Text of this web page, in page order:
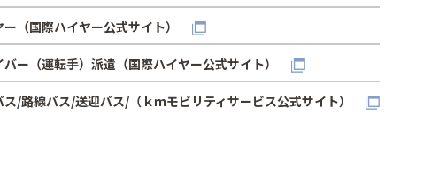
ー（国際ハイヤー公式サイト）
バー（運転手）派遣（国際ハイヤー公式サイト）
ス/路線バス/送迎バス/（ｋｍモビリティサービス公式サイト）